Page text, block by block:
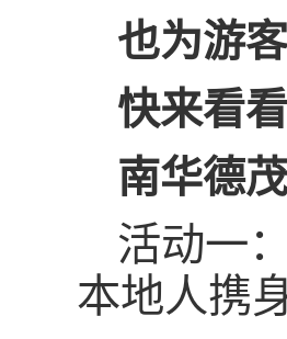
也为游
快来看看
南华德
活动一
本地人携